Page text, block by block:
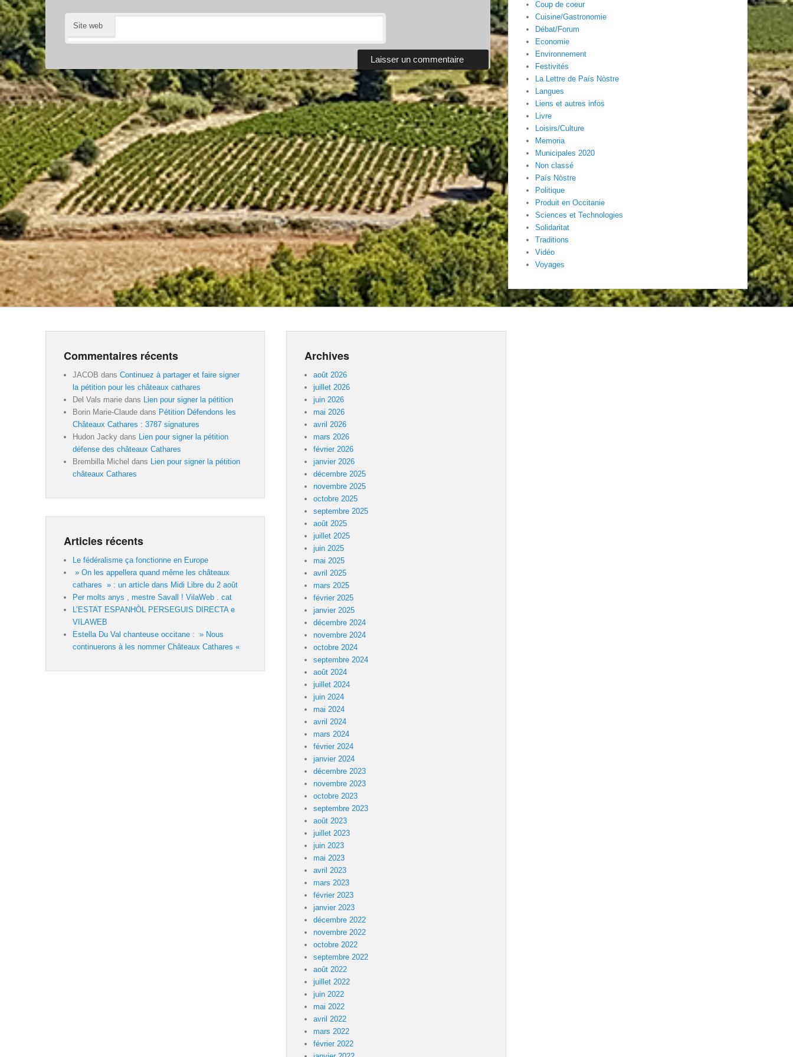
Site web
Coup de coeur
Cuisine/Gastronomie
Débat/Forum
Economie
Environnement
Festivités
La Lettre de País Nòstre
Langues
Liens et autres infos
Livre
Loisirs/Culture
Memoria
Municipales 2020
Non classé
País Nòstre
Politique
Produit en Occitanie
Sciences et Technologies
Solidaritat
Traditions
Vidéo
Voyages
Commentaires récents
JACOB dans Continuez à partager et faire signer
la pétition pour les châteaux cathares
Del Vals marie dans
Lien pour signer la pétition
Borin Marie-Claude dans Pétition Défendons les
Châteaux Cathares : 3787 signatures
Hudon Jacky dans
Lien pour signer la pétition
défense des châteaux Cathares
Brembilla Michel dans
Lien pour signer la pétition
châteaux Cathares
Articles récents
Le fédéralisme ça fonctionne en Europe
» On les appellera quand même les châteaux
cathares » : un article dans Midi Libre du 2 août
Per molts anys , mestre Savall ! VilaWeb . cat
L’ESTAT ESPANHÒL PERSEGUIS DIRECTA e
VILAWEB
Estella Du Val chanteuse occitane : » Nous
continuerons à les nommer Châteaux Cathares «
Archives
août 2026
juillet 2026
juin 2026
mai 2026
avril 2026
mars 2026
février 2026
janvier 2026
décembre 2025
novembre 2025
octobre 2025
septembre 2025
août 2025
juillet 2025
juin 2025
mai 2025
avril 2025
mars 2025
février 2025
janvier 2025
décembre 2024
novembre 2024
octobre 2024
septembre 2024
août 2024
juillet 2024
juin 2024
mai 2024
avril 2024
mars 2024
février 2024
janvier 2024
décembre 2023
novembre 2023
octobre 2023
septembre 2023
août 2023
juillet 2023
juin 2023
mai 2023
avril 2023
mars 2023
février 2023
janvier 2023
décembre 2022
novembre 2022
octobre 2022
septembre 2022
août 2022
juillet 2022
juin 2022
mai 2022
avril 2022
mars 2022
février 2022